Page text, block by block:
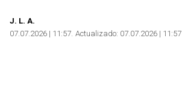
J. L. A.
07.07.2026 | 11:57 Actualizado: 07.07.2026 | 11:57